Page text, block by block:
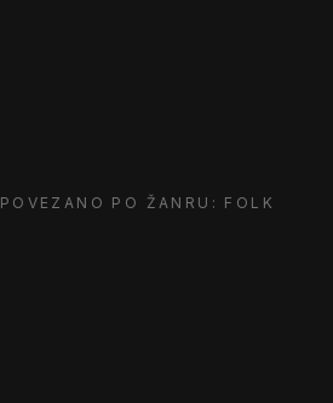
POVEZANO PO ŽANRU: FOLK